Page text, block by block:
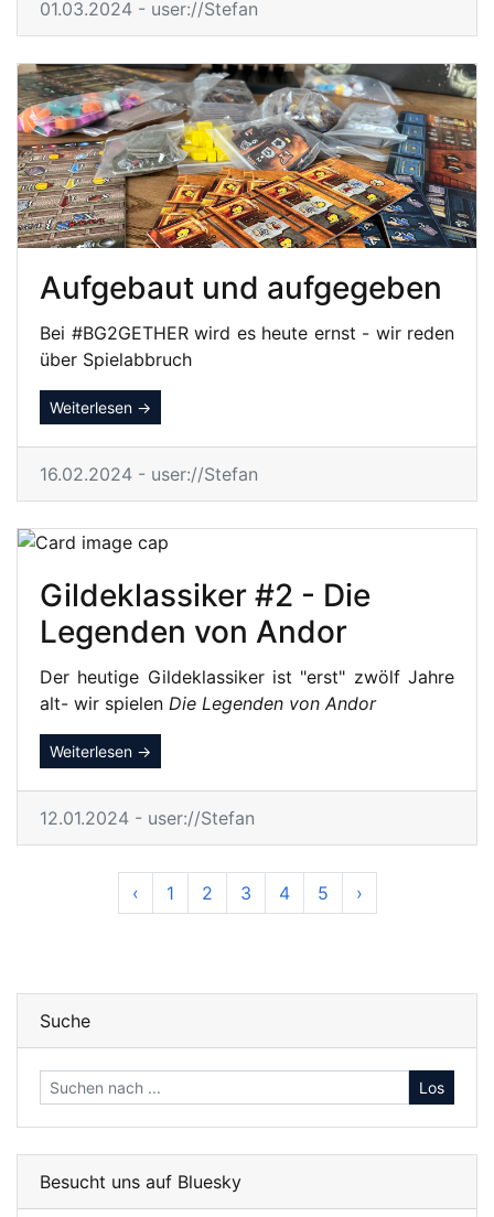
01.03.2024 - user://Stefan
Aufgebaut und aufgegeben
Bei #BG2GETHER wird es heute ernst - wir reden
über Spielabbruch
Weiterlesen →
16.02.2024 - user://Stefan
Gildeklassiker #2 - Die
Legenden von Andor
Der heutige Gildeklassiker ist "erst" zwölf Jahre
alt- wir spielen Die Legenden von Andor
Weiterlesen →
12.01.2024 - user://Stefan
‹ 1 2 3 4 5 ›
Suche
Los
Besucht uns auf Bluesky